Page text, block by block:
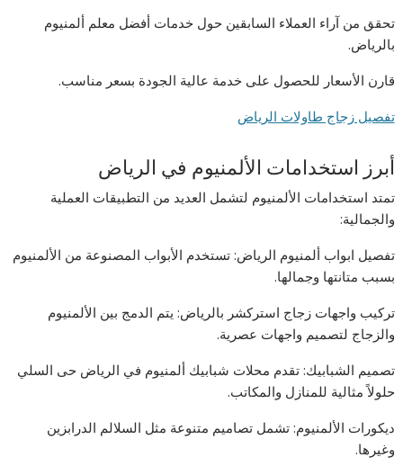
تحقق من آراء العملاء السابقين حول خدمات أفضل معلم ألمنيوم
بالرياض.
قارن الأسعار للحصول على خدمة عالية الجودة بسعر مناسب.
تفصيل زجاج طاولات الرياض
أبرز استخدامات الألمنيوم في الرياض
تمتد استخدامات الألمنيوم لتشمل العديد من التطبيقات العملية
والجمالية:
تفصيل ابواب ألمنيوم الرياض: تستخدم الأبواب المصنوعة من الألمنيوم
بسبب متانتها وجمالها.
تركيب واجهات زجاج استركشر بالرياض: يتم الدمج بين الألمنيوم
والزجاج لتصميم واجهات عصرية.
تصميم الشبابيك: تقدم محلات شبابيك ألمنيوم في الرياض حى السلي
حلولاً مثالية للمنازل والمكاتب.
ديكورات الألمنيوم: تشمل تصاميم متنوعة مثل السلالم الدرابزين
وغيرها.